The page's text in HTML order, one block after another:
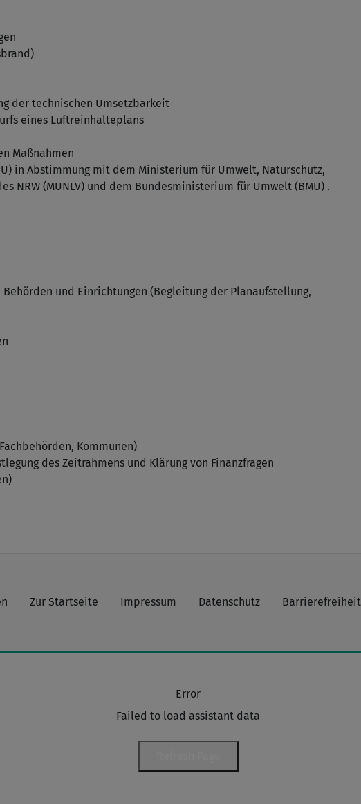
der technischen Umsetzbarkeit
eines Luftreinhalteplans
Maßnahmen
in Abstimmung mit dem Ministerium für Umwelt, Naturschutz,
NRW (MUNLV) und dem Bundesministerium für Umwelt (BMU) .
und Einrichtungen (Begleitung der Planaufstellung,
Kommunen)
des Zeitrahmens und Klärung von Finanzfragen
Zur Startseite Impressum Datenschutz Barrierefreiheit
Error
Failed to load assistant data